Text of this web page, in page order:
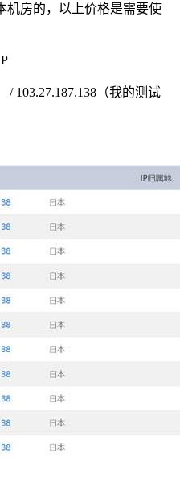
机房的，以上价格是需要使
/ 103.27.187.138（我的测试